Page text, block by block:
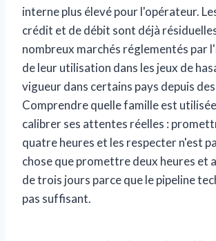
interne plus élevé pour l'opérateur.
crédit et de débit sont déjà
nombreux marchés réglementés par
de leur utilisation dans les jeux de
vigueur dans certains pays depuis
Comprendre quelle famille est
calibrer ses attentes réelles :
quatre heures et les respecter n'est
chose que promettre deux heures et
de trois jours parce que le pipeline
pas suffisant.